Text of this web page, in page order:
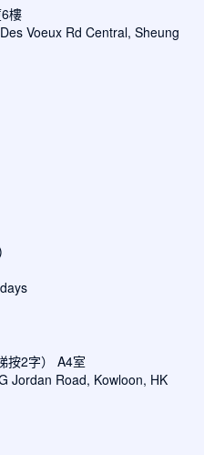
樓
Voeux Rd Central, Sheung
按2字） A4室
Jordan Road, Kowloon, HK